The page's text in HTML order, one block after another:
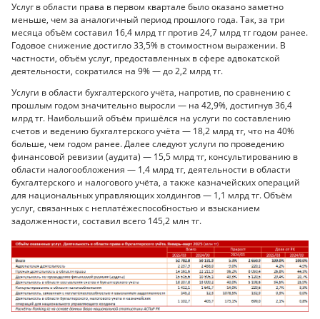
Услуг в области права в первом квартале было оказано заметно
меньше, чем за аналогичный период прошлого года. Так, за три
месяца объём составил 16,4 млрд тг против 24,7 млрд тг годом ранее.
Годовое снижение достигло 33,5% в стоимостном выражении. В
частности, объём услуг, предоставленных в сфере адвокатской
деятельности, сократился на 9% — до 2,2 млрд тг.
Услуги в области бухгалтерского учёта, напротив, по сравнению с
прошлым годом значительно выросли — на 42,9%, достигнув 36,4
млрд тг. Наибольший объём пришёлся на услуги по составлению
счетов и ведению бухгалтерского учёта — 18,2 млрд тг, что на 40%
больше, чем годом ранее. Далее следуют услуги по проведению
финансовой ревизии (аудита) — 15,5 млрд тг, консультированию в
области налогообложения — 1,4 млрд тг, деятельности в области
бухгалтерского и налогового учёта, а также казначейских операций
для национальных управляющих холдингов — 1,1 млрд тг. Объём
услуг, связанных с неплатёжеспособностью и взысканием
задолженности, составил всего 145,2 млн тг.